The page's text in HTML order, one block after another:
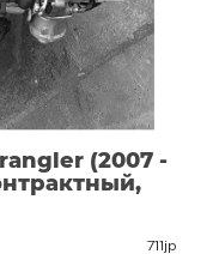
(2007 -
711jp